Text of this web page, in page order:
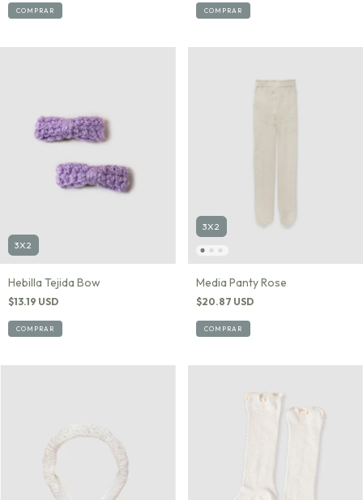
COMPRAR COMPRAR
3X2
Hebilla Tejida Bow
$13.19 USD
COMPRAR
3X2
Media Panty Rose
$20.87 USD
COMPRAR